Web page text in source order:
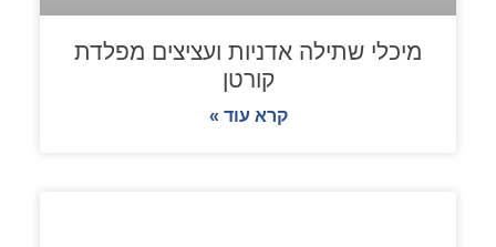
מיכלי שתילה אדניות ועציצים מפלדת
קורטן
קרא עוד »